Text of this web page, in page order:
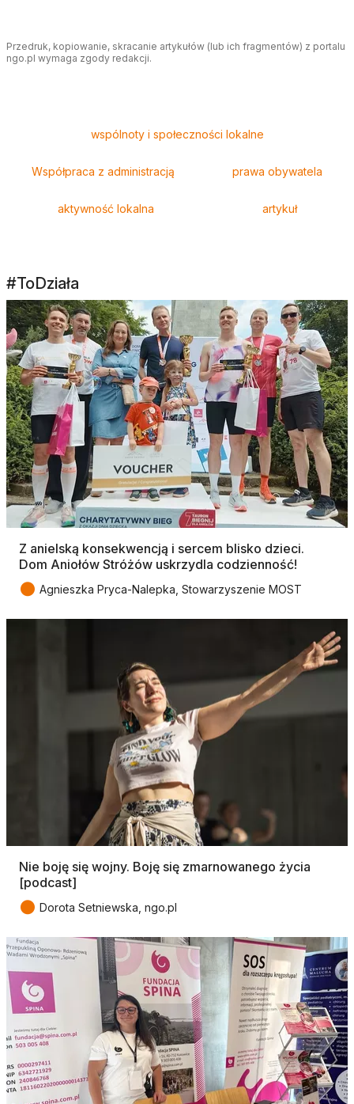
Przedruk, kopiowanie, skracanie artykułów (lub ich fragmentów) z portalu
ngo.pl wymaga zgody redakcji.
wspólnoty i społeczności lokalne
Współpraca z administracją prawa obywatela
aktywność lokalna artykuł
#ToDziała
Z anielską konsekwencją i sercem blisko dzieci.
Dom Aniołów Stróżów uskrzydla codzienność!
● Agnieszka Pryca-Nalepka, Stowarzyszenie MOST
Nie boję się wojny. Boję się zmarnowanego życia
[podcast]
● Dorota Setniewska, ngo.pl